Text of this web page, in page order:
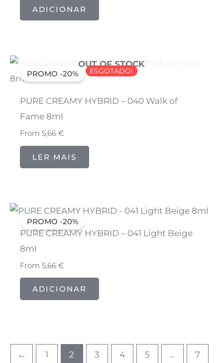
ADICIONAR
ESGOTADO!
OUT OF STOCK
PROMO -20%
PURE CREAMY HYBRID – 040 Walk of
Fame 8ml
From5,66€
LER MAIS
PROMO -20%
PURE CREAMY HYBRID – 041 Light Beige
8ml
From5,66€
ADICIONAR
← 1 2 3 4 5 … 7